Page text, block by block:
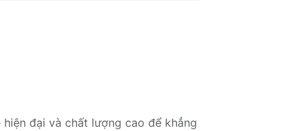
đại và chất lượng cao để khẳng